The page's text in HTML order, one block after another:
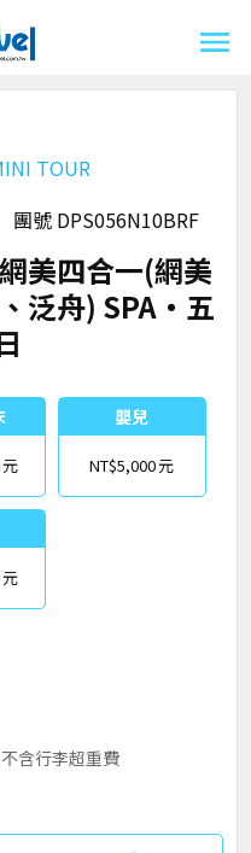
TOUR
團號 DPS056N10BRF
美四合一(網美
泛舟) SPA‧五
嬰兒
NT$5,000
含行李超重費